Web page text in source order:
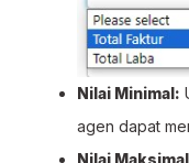
Nilai Minimal:
agen dapat
Nilai